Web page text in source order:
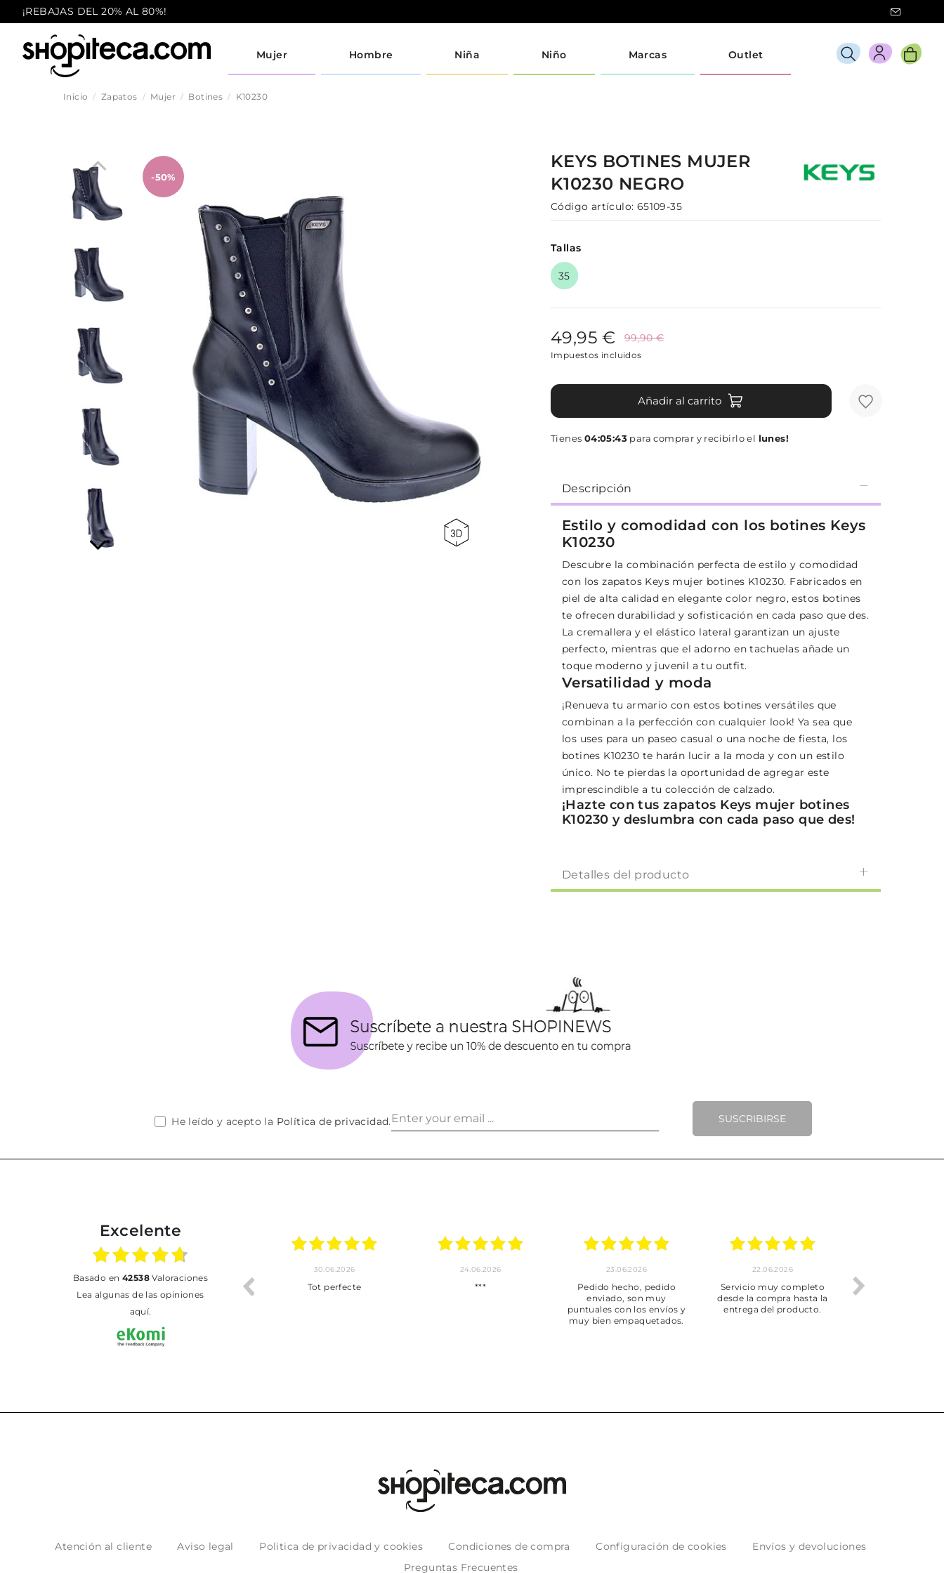
¡REBAJAS DEL 20% AL 80%!
Mujer Hombre Niña Niño Marcas Outlet
Inicio Zapatos Mujer Botines K10230
-50%
KEYS BOTINES MUJER
K10230 NEGRO
Código artículo: 65109-35
Tallas
35
49,95 € 99,90 €
Impuestos incluidos
Añadir al carrito
Tienes 04:05:42 para comprar y recibirlo el lunes!
Descripción
Estilo y comodidad con los botines Keys
K10230
Descubre la combinación perfecta de estilo y comodidad
con los zapatos Keys mujer botines K10230. Fabricados en
piel de alta calidad en elegante color negro, estos botines
te ofrecen durabilidad y sofisticación en cada paso que des.
La cremallera y el elástico lateral garantizan un ajuste
perfecto, mientras que el adorno en tachuelas añade un
toque moderno y juvenil a tu outfit.
Versatilidad y moda
¡Renueva tu armario con estos botines versátiles que
combinan a la perfección con cualquier look! Ya sea que
los uses para un paseo casual o una noche de fiesta, los
botines K10230 te harán lucir a la moda y con un estilo
único. No te pierdas la oportunidad de agregar este
imprescindible a tu colección de calzado.
¡Hazte con tus zapatos Keys mujer botines
K10230 y deslumbra con cada paso que des!
Detalles del producto
SUSCRIBIRSE
He leído y acepto la Política de privacidad.
Excelente
basado en 42538Valoraciones
Lea algunas de las opiniones
aquí.
30.06.2026
Tot perfecte
24.06.2026
***
23.06.2026
Pedido hecho, pedido
enviado, son muy
puntuales con los envíos y
muy bien empaquetados.
22.06.2026
Servicio muy completo
desde la compra hasta la
entrega del producto.
Atención al cliente Aviso legal Politica de privacidad y cookies Condiciones de compra Configuración de cookies
Envíos y devoluciones
Preguntas Frecuentes